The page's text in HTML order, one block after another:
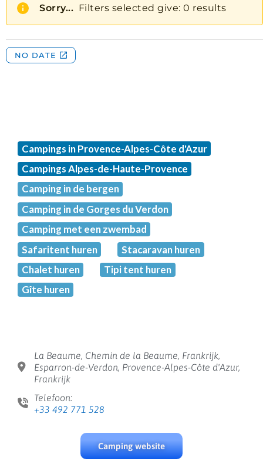
Campings in Provence-Alpes-Côte d'Azur
Campings Alpes-de-Haute-Provence
Camping in de bergen
Camping in de Gorges du Verdon
Camping met een zwembad
Safaritent huren
Stacaravan huren
Chalet huren
Tipi tent huren
Gîte huren
La Beaume, Chemin de la Beaume, Frankrijk,
Esparron-de-Verdon, Provence-Alpes-Côte d'Azur,
Frankrijk
Telefoon:
+33 492 771 528
Camping website